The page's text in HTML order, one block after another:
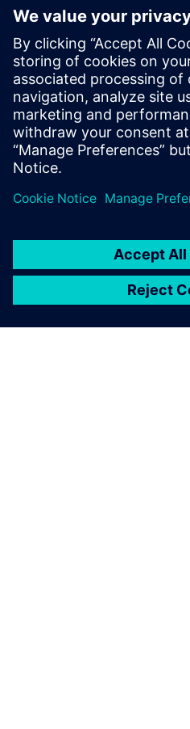
パワー半導体 熱モデルの
正 パワーエレクトロニク
ニクス 熱設計の信頼性
電子機器冷却シミュレーシ
クスの熱試験 パワーエレ
ーションと試験 Simcenter
特性評価